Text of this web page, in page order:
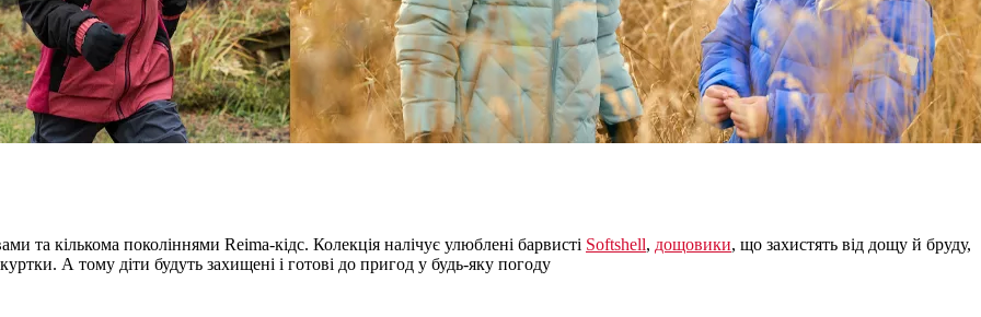
та кількома поколіннями Reima-кідс. Колекція налічує улюблені барвисті Softshell, дощовики, що захистять від дощу й бруду,
А тому діти будуть захищені і готові до пригод у будь-яку погоду